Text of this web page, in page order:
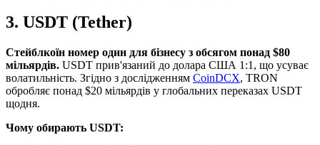
3. USDT (Tether)
Стейблкоїн номер один для бізнесу з обсягом понад $80
мільярдів. USDT прив'язаний до долара США 1:1, що усуває
волатильність. Згідно з дослідженням CoinDCX, TRON
обробляє понад $20 мільярдів у глобальних переказах USDT
щодня.
Чому обирають USDT: